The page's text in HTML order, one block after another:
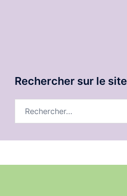
Rechercher sur le site